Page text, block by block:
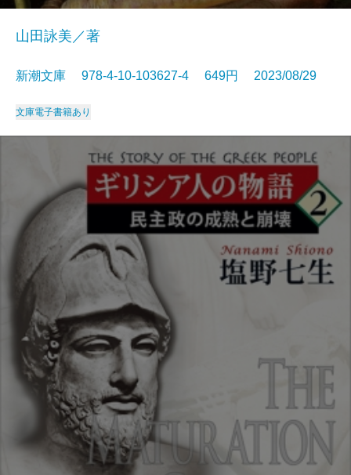
山田詠美／著
新潮文庫 978-4-10-103627-4 649円 2023/08/29
文庫電子書籍あり